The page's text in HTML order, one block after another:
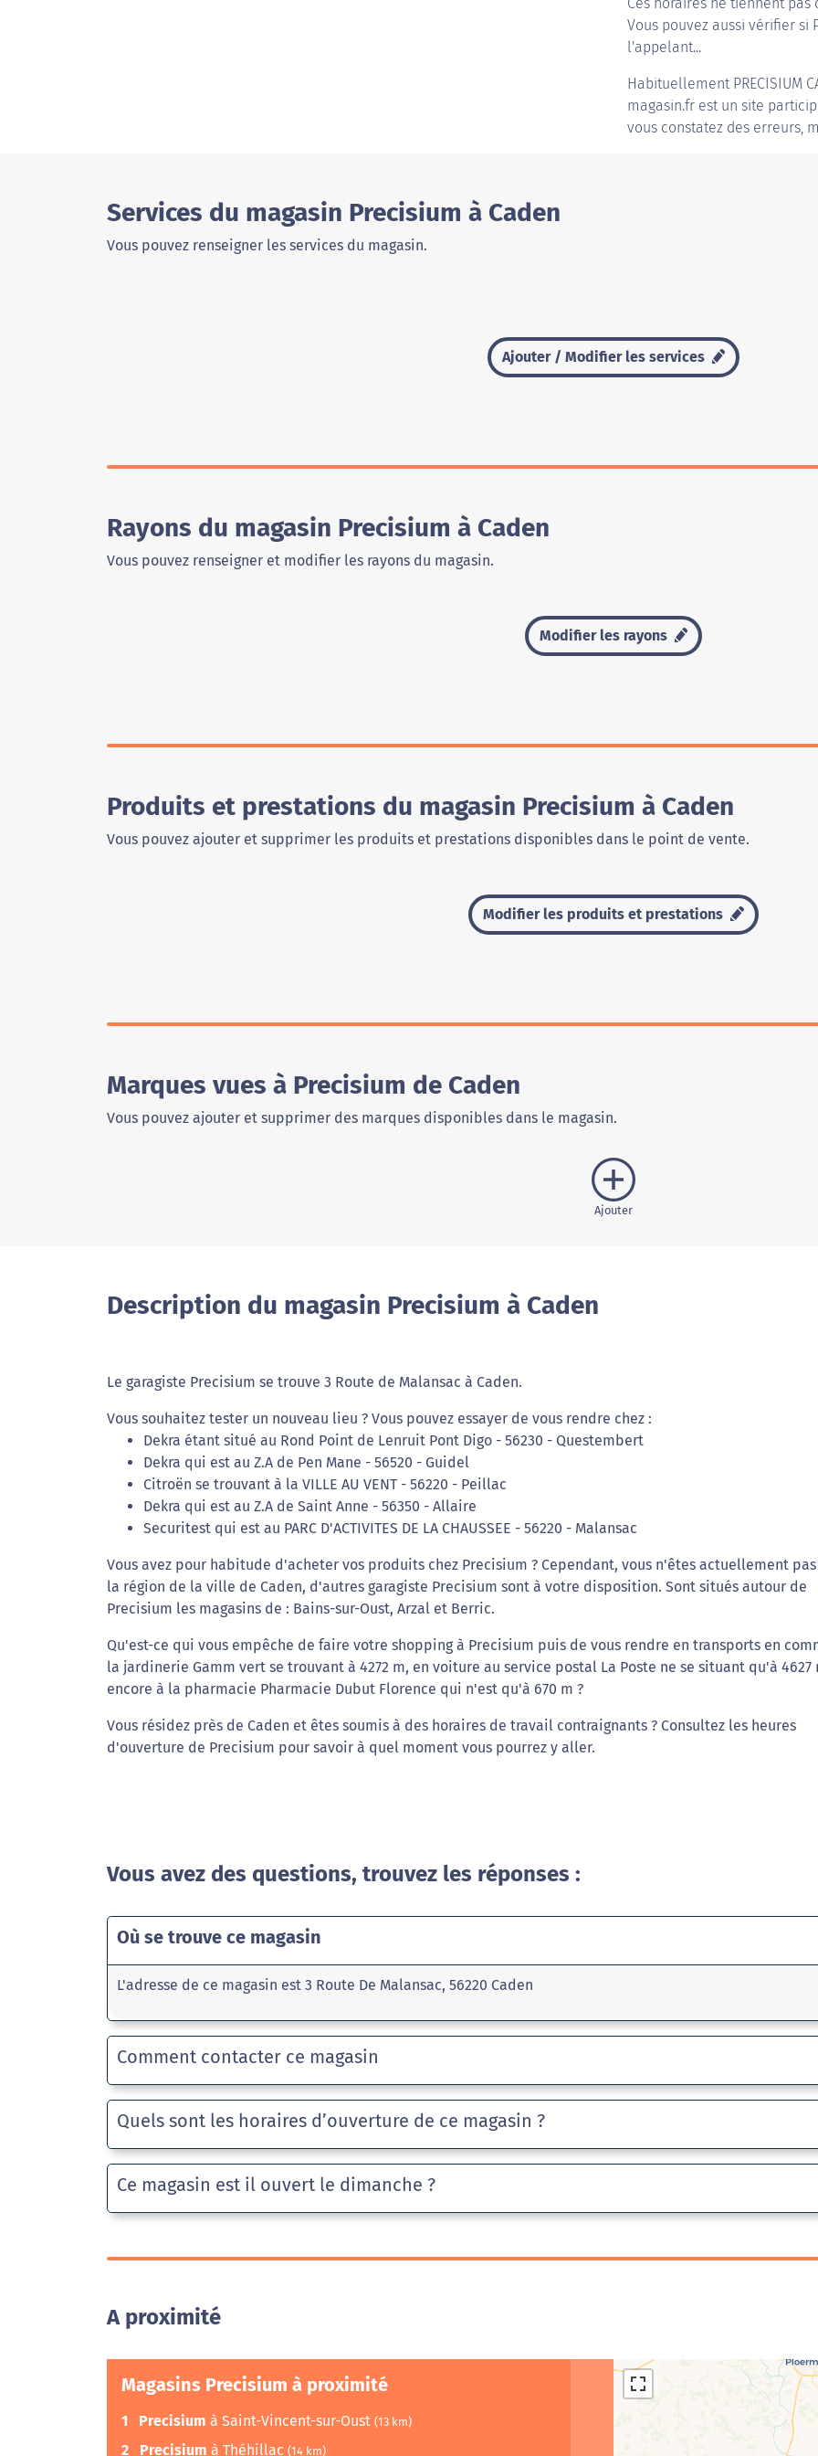
Vous pouvez aussi vérifier si
l'appelant...
Habituellement PRECISIUM
magasin.fr est un site
vous constatez des erreurs,
Services du magasin Precisium à Caden
Vous pouvez renseigner les services du magasin.
Ajouter / Modifier les services
Rayons du magasin Precisium à Caden
Vous pouvez renseigner et modifier les rayons du magasin.
Modifier les rayons
Produits et prestations du magasin Precisium à Caden
Vous pouvez ajouter et supprimer les produits et prestations disponibles dans le point de vente.
Modifier les produits et prestations
Marques vues à Precisium de Caden
Vous pouvez ajouter et supprimer des marques disponibles dans le magasin.
Ajouter
Description du magasin Precisium à Caden
Le garagiste Precisium se trouve 3 Route de Malansac à Caden.
Vous souhaitez tester un nouveau lieu ? Vous pouvez essayer de vous rendre chez :
Dekra étant situé au Rond Point de Lenruit Pont Digo - 56230 - Questembert
Dekra qui est au Z.A de Pen Mane - 56520 - Guidel
Citroën se trouvant à la VILLE AU VENT - 56220 - Peillac
Dekra qui est au Z.A de Saint Anne - 56350 - Allaire
Securitest qui est au PARC D'ACTIVITES DE LA CHAUSSEE - 56220 - Malansac
Vous avez pour habitude d'acheter vos produits chez Precisium ? Cependant, vous n'êtes actuellement
la région de la ville de Caden, d'autres garagiste Precisium sont à votre disposition. Sont situés autour de
Precisium les magasins de : Bains-sur-Oust, Arzal et Berric.
Qu'est-ce qui vous empêche de faire votre shopping à Precisium puis de vous rendre en transports en
la jardinerie Gamm vert se trouvant à 4272 m, en voiture au service postal La Poste ne se situant qu'à 4627
encore à la pharmacie Pharmacie Dubut Florence qui n'est qu'à 670 m ?
Vous résidez près de Caden et êtes soumis à des horaires de travail contraignants ? Consultez les heures
d'ouverture de Precisium pour savoir à quel moment vous pourrez y aller.
Vous avez des questions, trouvez les réponses :
Où se trouve ce magasin
L'adresse de ce magasin est 3 Route De Malansac, 56220 Caden
Comment contacter ce magasin
Quels sont les horaires d’ouverture de ce magasin ?
Ce magasin est il ouvert le dimanche ?
A proximité
Magasins Precisium à proximité
1 Precisium à Saint-Vincent-sur-Oust (13 km)
2 Precisium à Théhillac (14 km)